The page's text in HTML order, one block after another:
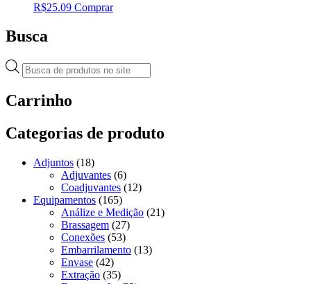
R$25.09 Comprar
Busca
Pesquisar
produtos
Carrinho
Categorias de produto
Adjuntos (18)
Adjuvantes (6)
Coadjuvantes (12)
Equipamentos (165)
Análize e Medição (21)
Brassagem (27)
Conexões (53)
Embarrilamento (13)
Envase (42)
Extração (35)